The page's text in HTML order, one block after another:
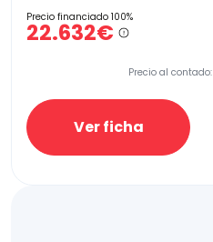
Precio financiado 100%
22.632€
Precio al contado:
Ver ficha